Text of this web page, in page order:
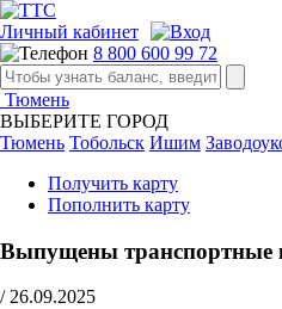
Личный кабинет
8 800 600 99 72
Тюмень
ВЫБЕРИТЕ ГОРОД
Тюмень Тобольск Ишим
Получить карту
Пополнить карту
Выпущены транспортные
/ 26.09.2025